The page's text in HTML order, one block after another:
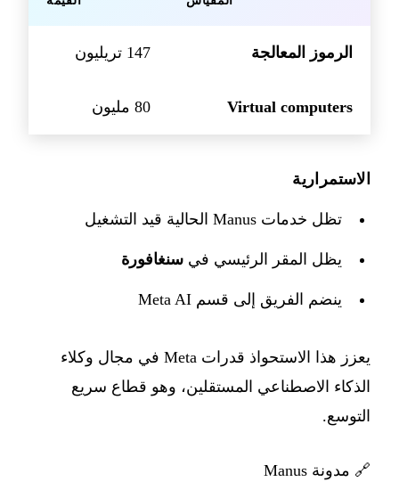
الرموز المعالجة 147 تريليون
Virtual computers 80 مليون
الاستمرارية
تظل خدمات Manus الحالية قيد التشغيل
يظل المقر الرئيسي في سنغافورة
ينضم الفريق إلى قسم Meta AI
يعزز هذا الاستحواذ قدرات Meta في مجال وكلاء
الذكاء الاصطناعي المستقلين، وهو قطاع سريع
التوسع.
🔗 مدونة Manus